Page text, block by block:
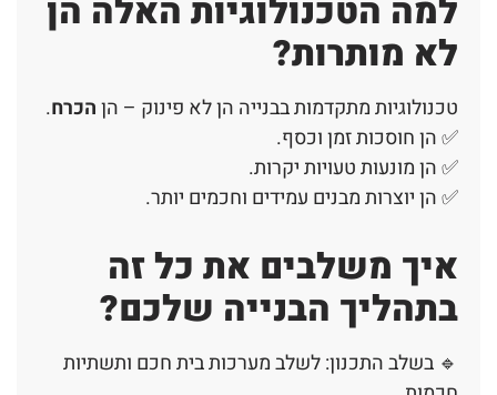
למה הטכנולוגיות האלה הן
לא מותרות?
טכנולוגיות מתקדמות בבנייה הן לא פינוק – הןהכרח.
✅ הן חוסכות זמן וכסף.
✅ הן מונעות טעויות יקרות.
✅ הן יוצרות מבנים עמידים וחכמים יותר.
איך משלבים את כל זה
בתהליך הבנייה שלכם?
🔹 בשלב התכנון: לשלב מערכות בית חכם ותשתיות